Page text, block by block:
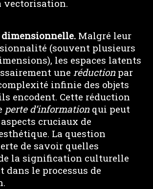
vectorisation.
Malgré leur
(souvent plusieurs
les espaces latents
une réductionpar
infinie des objets
encodent. Cette réduction
perte d’informationqui peut
cruciaux de
La question
de savoir quelles
la signification culturelle
dans le processus de